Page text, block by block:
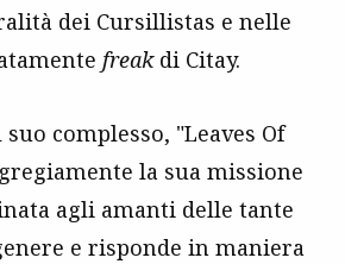
dei Cursillistas e nelle
freakdi Citay.
complesso, "Leaves Of
la sua missione
agli amanti delle tante
e risponde in maniera